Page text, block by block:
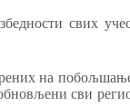
свих
на
сви